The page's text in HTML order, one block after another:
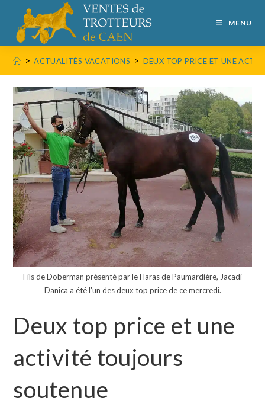
MENU
> ACTUALITÉS VACATIONS > DEUX TOP PRICE ET UNE
Fils de Doberman présenté par le Haras de Paumardière, Jacadi
Danica a été l'un des deux top price de ce mercredi.
Deux top price et une
activité toujours
soutenue